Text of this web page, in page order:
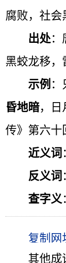
腐败，社会
出处：
黑蛟龙移，
示例 ：
昏地暗，
传》第六十
近义词
反义词
查字义
其他成